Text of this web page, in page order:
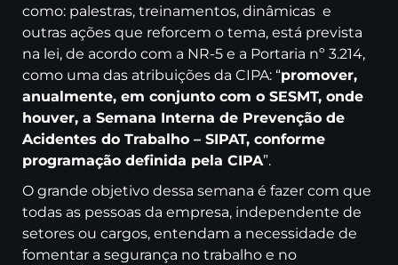
como: palestras, treinamentos, dinâmicas e
outras ações que reforcem o tema, está prevista
na lei, de acordo com a NR-5 e a Portaria nº 3.214,
como uma das atribuições da CIPA: “promover,
anualmente, em conjunto com o SESMT, onde
houver, a Semana Interna de Prevenção de
Acidentes do Trabalho – SIPAT, conforme
programação definida pela CIPA”.
O grande objetivo dessa semana é fazer com que
todas as pessoas da empresa, independente de
setores ou cargos, entendam a necessidade de
fomentar a segurança no trabalho e no